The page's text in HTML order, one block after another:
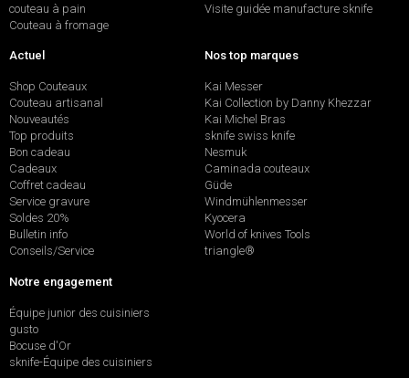
couteau à pain
Couteau à fromage
Visite guidée manufacture sknife
Actuel
Shop Couteaux
Couteau artisanal
Nouveautés
Top produits
Bon cadeau
Cadeaux
Coffret cadeau
Service gravure
Soldes 20%
Bulletin info
Conseils/Service
Nos top marques
Kai Messer
Kai Collection by Danny Khezzar
Kai Michel Bras
sknife swiss knife
Nesmuk
Caminada couteaux
Güde
Windmühlenmesser
Kyocera
World of knives Tools
triangle®
Notre engagement
Équipe junior des cuisiniers
gusto
Bocuse d'Or
sknife-Équipe des cuisiniers